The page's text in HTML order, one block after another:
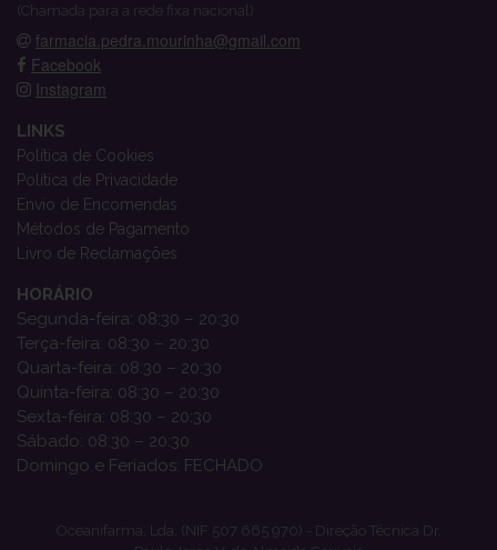
(Chamada para a rede fixa nacional)
farmacia.pedra.mourinha@gmail.com
Facebook
Instagram
LINKS
Política de Cookies
Política de Privacidade
Envio de Encomendas
Métodos de Pagamento
Livro de Reclamações
HORÁRIO
Segunda-feira: 08:30 – 20:30
Terça-feira: 08:30 – 20:30
Quarta-feira: 08:30 – 20:30
Quinta-feira: 08:30 – 20:30
Sexta-feira: 08:30 – 20:30
Sábado: 08:30 – 20:30
Domingo e Feriados: FECHADO
Oceanifarma, Lda. (NIF 507 665 970) - Direção Técnica Dr.